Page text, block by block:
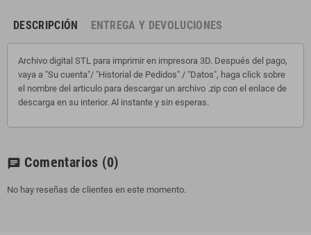
DESCRIPCIÓN ENTREGA Y DEVOLUCIONES
Archivo digital STL para imprimir en impresora 3D. Después del pago,
vaya a "Su cuenta"/ "Historial de Pedidos" / "Datos", haga click sobre
el nombre del articulo para descargar un archivo .zip con el enlace de
descarga en su interior. Al instante y sin esperas.
chat Comentarios (0)
No hay reseñas de clientes en este momento.